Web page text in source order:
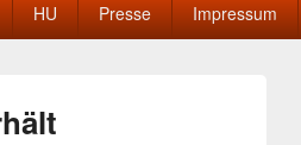
HU Presse Impressum